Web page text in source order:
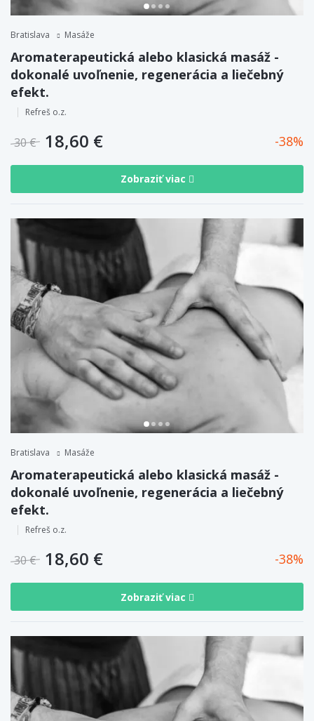
Bratislava Masáže
Aromaterapeutická alebo klasická masáž -
dokonalé uvoľnenie, regenerácia a liečebný
efekt.
Refreš o.z.
30 € 18,60 € 38
Zobraziť viac
Bratislava Masáže
Aromaterapeutická alebo klasická masáž -
dokonalé uvoľnenie, regenerácia a liečebný
efekt.
Refreš o.z.
30 € 18,60 € 38
Zobraziť viac